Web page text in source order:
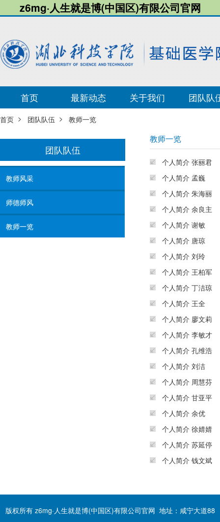
z6mg·人生就是博(中国区)有限公司官网
首页 最新动态 关于我们 团队队
首页 > 团队队伍 > 教师一览
团队队伍
教师风采
师德师风
教师一览
教师一览
个人简介 张丽君
个人简介 孟巍
个人简介 朱海丽
个人简介 余良主
个人简介 谢敏
个人简介 唐琼
个人简介 刘玲
个人简介 王柏军
个人简介 丁洁琼
个人简介 王全
个人简介 廖文莉
个人简介 李敏才
个人简介 孔维浩
个人简介 刘洁
个人简介 周慧芬
个人简介 甘亚平
个人简介 余优
个人简介 徐婧婧
个人简介 苏延停
个人简介 钱文斌
版权所有 z6mg·人生就是博(中国区)有限公司官网 地址：咸宁大道88